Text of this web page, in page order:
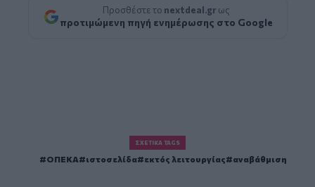
Προσθέστε το nextdeal.gr ως
προτιμώμενη πηγή ενημέρωσης στο Google
ΣΧΕΤΙΚΆ TAGS
ΟΠΕΚΑ ιστοσελίδα εκτός λειτουργίας αναβάθμιση